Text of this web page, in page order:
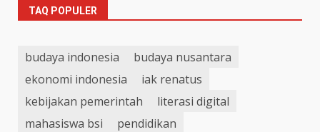
TAQ POPULER
budaya indonesia
budaya nusantara
ekonomi indonesia
iak renatus
kebijakan pemerintah
literasi digital
mahasiswa bsi
pendidikan